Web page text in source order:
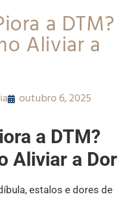
a DTM?
Aliviar a
outubro 6, 2025
a DTM?
Aliviar a Dor
estalos e dores de